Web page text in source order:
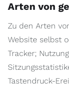
Arten von
Zu den Arten
Website selbst
Tracker;
Tastendruck-